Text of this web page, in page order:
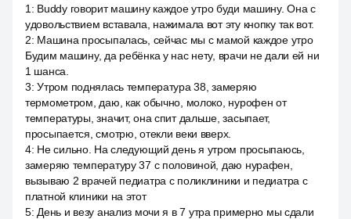
1 : Buddy говорит машину каждое утро буди машину. Она с
удовольствием вставала, нажимала вот эту кнопку так вот.
2: Машина просыпалась, сейчас мы с мамой каждое утро
Будим машину, да ребёнка у нас нету, врачи не дали ей ни
1 шанса.
3:Утром поднялась температура 38, замеряю
термометром, даю, как обычно, молоко, нурофен от
температуры, значит, она спит дальше, засыпает,
просыпается, смотрю, отекли веки вверх.
4: Не сильно. На следующий день я утром просыпаюсь,
замеряю температуру 37 с половиной, даю нурафен,
вызываю 2 врачей педиатра с поликлиники и педиатра с
платной клиники на этот
5: День и везу анализ мочи я в 7 утра примерно мы сдали